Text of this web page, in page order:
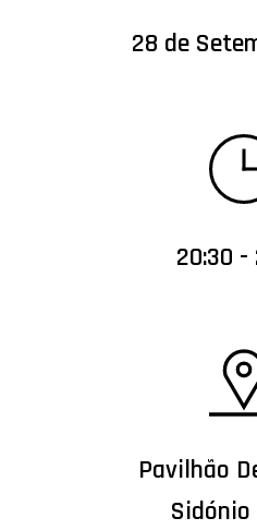
28 de
20:30 -
Pavilhão
Sidónio